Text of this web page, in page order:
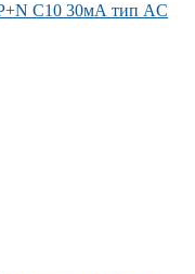
C10 30мА тип AC